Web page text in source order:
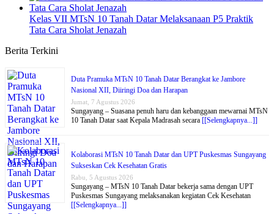
Kelas VII MTsN 10 Tanah Datar Melaksanaan P5 Praktik
Tata Cara Sholat Jenazah
Berita Terkini
Duta Pramuka MTsN 10 Tanah Datar Berangkat ke Jambore
Nasional XII, Diiringi Doa dan Harapan
Jumat, 7 Agustus 2026
Sungayang – Suasana penuh haru dan kebanggaan mewarnai MTsN
10 Tanah Datar saat Kepala Madrasah secara [[Selengkapnya...]]
Kolaborasi MTsN 10 Tanah Datar dan UPT Puskesmas Sungayang
Sukseskan Cek Kesehatan Gratis
Rabu, 5 Agustus 2026
Sungayang – MTsN 10 Tanah Datar bekerja sama dengan UPT
Puskesmas Sungayang melaksanakan kegiatan Cek Kesehatan
[[Selengkapnya...]]